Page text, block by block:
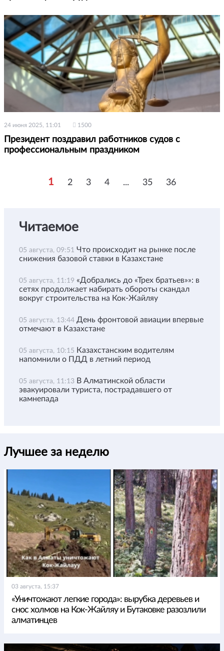
24 июня 2025, 11:01 1500
Президент поздравил работников судов с
профессиональным праздником
1 2 3 4 ... 35 36
Читаемое
05 августа, 09:51 Что происходит на рынке после
снижения базовой ставки в Казахстане
05 августа, 11:19 «Добрались до «Трех братьев»»: в
сетях продолжает набирать обороты скандал
вокруг строительства на Кок-Жайляу
05 августа, 13:44 День фронтовой авиации впервые
отмечают в Казахстане
05 августа, 10:15 Казахстанским водителям
напомнили о ПДД в летний период
05 августа, 11:13 В Алматинской области
эвакуировали туриста, пострадавшего от
камнепада
Лучшее за неделю
03 августа, 15:37
«Уничтожают легкие города»: вырубка деревьев и
снос холмов на Кок-Жайляу и Бутаковке разозлили
алматинцев